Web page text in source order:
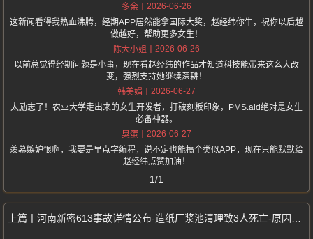
多余
2026-06-26
这新闻看得我热血沸腾，经期APP居然能拿国际大奖，赵经纬你牛，祝你以后越
做越好，帮助更多女生！
陈大小姐
2026-06-26
以前总觉得经期问题是小事，现在看赵经纬的作品才知道科技能带来这么大改
变，强烈支持她继续深耕！
韩美娟
2026-06-27
太励志了！农业大学走出来的女生开发者，打破刻板印象，PMS.aid绝对是女生
必备神器。
臭蛋
2026-06-27
羡慕嫉妒恨啊，我要是早点学编程，说不定也能搞个类似APP，现在只能默默给
赵经纬点赞加油！
1/1
河南新密613事故详情公布-造纸厂浆池清理致3人死亡-原因正在调查